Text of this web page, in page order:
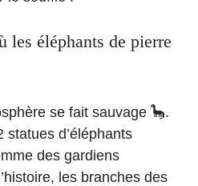
les éléphants de pierre
se fait sauvage 🦕.
statues d’éléphants
des gardiens
les branches des